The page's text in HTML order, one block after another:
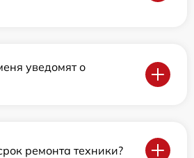
уведомят о
ремонта техники?